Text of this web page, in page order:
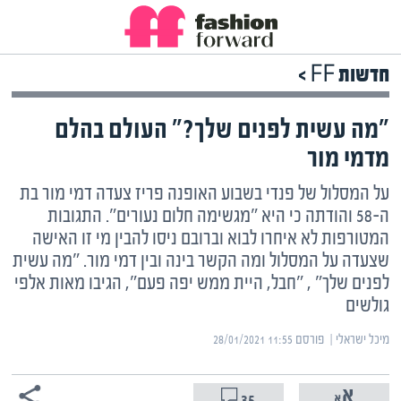
חדשות FF >
"מה עשית לפנים שלך?" העולם בהלם
מדמי מור
על המסלול של פנדי בשבוע האופנה פריז צעדה דמי מור בת
ה-58 והודתה כי היא "מגשימה חלום נעורים". התגובות
המטורפות לא איחרו לבוא וברובם ניסו להבין מי זו האישה
שצעדה על המסלול ומה הקשר בינה ובין דמי מור. "מה עשית
לפנים שלך" , "חבל, היית ממש יפה פעם", הגיבו מאות אלפי
גולשים
מיכל ישראלי | ‏פורסם ‎28/01/2021 11:55